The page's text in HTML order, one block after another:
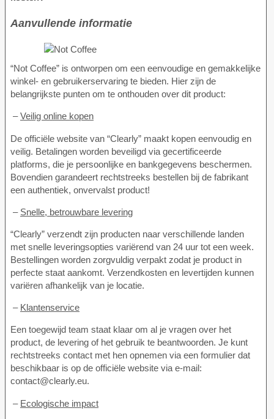
Aanvullende informatie
“Not Coffee” is ontworpen om een eenvoudige en gemakkelijke
winkel- en gebruikerservaring te bieden. Hier zijn de
belangrijkste punten om te onthouden over dit product:
–Veilig online kopen
De officiële website van “Clearly” maakt kopen eenvoudig en
veilig. Betalingen worden beveiligd via gecertificeerde
platforms, die je persoonlijke en bankgegevens beschermen.
Bovendien garandeert rechtstreeks bestellen bij de fabrikant
een authentiek, onvervalst product!
– Snelle, betrouwbare levering
“Clearly” verzendt zijn producten naar verschillende landen
met snelle leveringsopties variërend van 24 uur tot een week.
Bestellingen worden zorgvuldig verpakt zodat je product in
perfecte staat aankomt. Verzendkosten en levertijden kunnen
variëren afhankelijk van je locatie.
– Klantenservice
Een toegewijd team staat klaar om al je vragen over het
product, de levering of het gebruik te beantwoorden. Je kunt
rechtstreeks contact met hen opnemen via een formulier dat
beschikbaar is op de officiële website via e-mail:
contact@clearly.eu.
– Ecologische impact